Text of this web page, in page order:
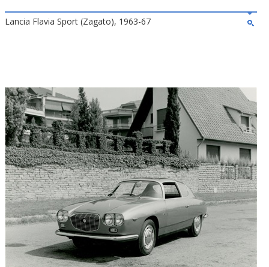
Lancia Flavia Sport (Zagato), 1963-67